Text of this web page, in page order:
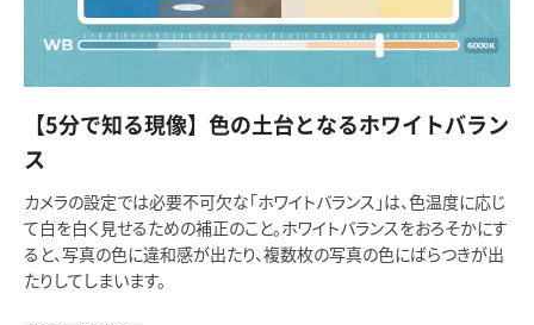
【5分で知る現像】色の土台となるホワイトバラン
ス
カメラの設定では必要不可欠な「ホワイトバランス」は、色温度に応じ
て白を白く見せるための補正のこと。ホワイトバランスをおろそかにす
ると、写真の色に違和感が出たり、複数枚の写真の色にばらつきが出
たりしてしまいます。